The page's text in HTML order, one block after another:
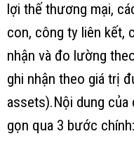
lợi thế thương mại,
con, công ty liên kết,
nhận và đo lường
ghi nhận theo giá trị
assets).Nội dung
gọn qua 3 bước chính: